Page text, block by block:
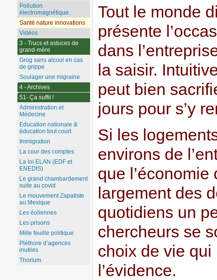
Tout le monde
présente
dans
la saisir.
peut bien
jours pour s’y
Si les
environs de
que l’économie
largement des
quotidiens un
chercheurs se
choix de vie
l’évidence.
Pollution
électromagnétique.
Santé nature innovations
Vidéos
3 - Trucs et astuces de
grand-mère
Grog sans alcool en cas
de grippe
Soulager une migraine
4 - Archives
51- Ça suffit !
Administration et
Médecine
Education nationale &
éducation tout court
Immigration
La cour des comptes
La loi ELAN (EDF et
ENEDIS)
Le grand chambardement
suite au covid
Le mouvement Zapatiste
au Mexique
Les éoliennes
Les prisons
Mille feuille politique
Pléthore d’agences
inutiles
Thorium